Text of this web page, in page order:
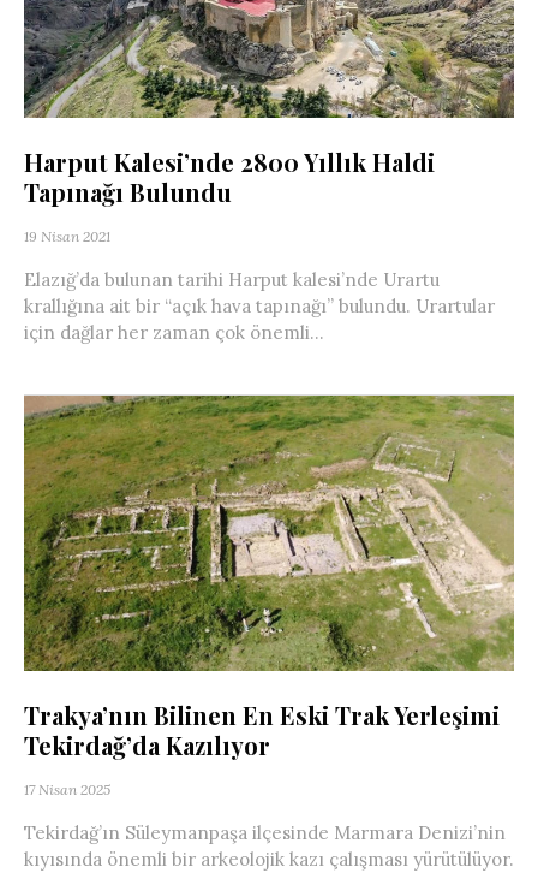
Harput Kalesi’nde 2800 Yıllık Haldi
Tapınağı Bulundu
19 Nisan 2021
Elazığ’da bulunan tarihi Harput kalesi’nde Urartu
krallığına ait bir “açık hava tapınağı” bulundu. Urartular
için dağlar her zaman çok önemli...
Trakya’nın Bilinen En Eski Trak Yerleşimi
Tekirdağ’da Kazılıyor
17 Nisan 2025
Tekirdağ’ın Süleymanpaşa ilçesinde Marmara Denizi’nin
kıyısında önemli bir arkeolojik kazı çalışması yürütülüyor.